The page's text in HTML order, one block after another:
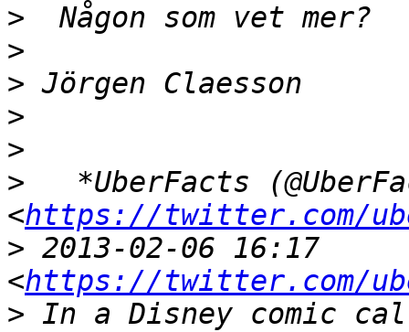
>
>
>
>
>
>
*UberFacts
<https://twitter.com/
> 2013-02-06 16:17
<https://twitter.com/
> In a Disney comic